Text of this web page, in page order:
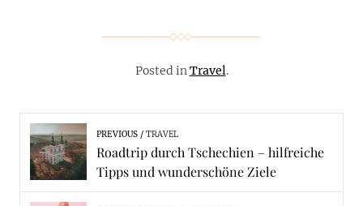
Posted inTravel.
PREVIOUS TRAVEL
Roadtrip durch Tschechien – hilfreiche
Tipps und wunderschöne Ziele